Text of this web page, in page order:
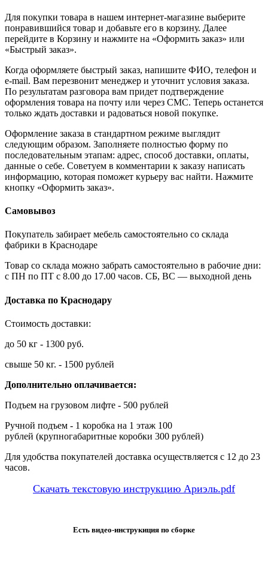
Для покупки товара в нашем интернет-магазине выберите
понравившийся товар и добавьте его в корзину. Далее
перейдите в Корзину и нажмите на «Оформить заказ» или
«Быстрый заказ».
Когда оформляете быстрый заказ, напишите ФИО, телефон и
e-mail. Вам перезвонит менеджер и уточнит условия заказа.
По результатам разговора вам придет подтверждение
оформления товара на почту или через СМС. Теперь останется
только ждать доставки и радоваться новой покупке.
Оформление заказа в стандартном режиме выглядит
следующим образом. Заполняете полностью форму по
последовательным этапам: адрес, способ доставки, оплаты,
данные о себе. Советуем в комментарии к заказу написать
информацию, которая поможет курьеру вас найти. Нажмите
кнопку «Оформить заказ».
Самовывоз
Покупатель забирает мебель самостоятельно со склада
фабрики в Краснодаре
Товар со склада можно забрать самостоятельно в рабочие дни:
с ПН по ПТ с 8.00 до 17.00 часов. СБ, ВС — выходной день
Доставка по Краснодару
Стоимость доставки:
до 50 кг - 1300 руб.
свыше 50 кг. - 1500 рублей
Дополнительно оплачивается:
Подъем на грузовом лифте - 500 рублей
Ручной подъем - 1 коробка на 1 этаж 100
рублей (крупногабаритные коробки 300 рублей)
Для удобства покупателей доставка осуществляется с 12 до 23
часов.
Скачать текстовую инструкцию Ариэль.pdf
Есть видео-инструкиция по сборке